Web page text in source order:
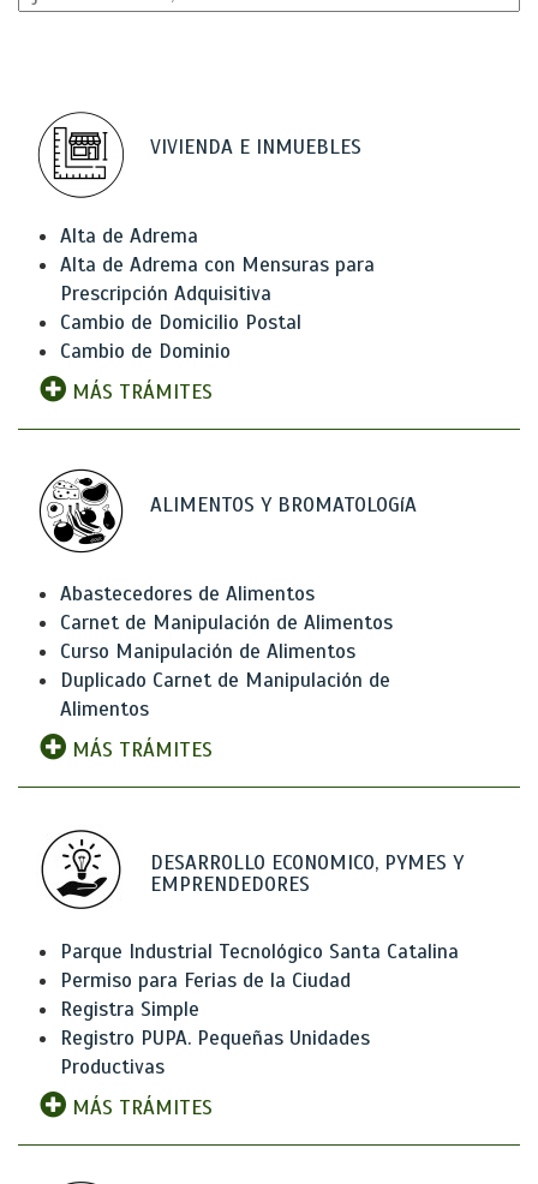
VIVIENDA E INMUEBLES
Alta de Adrema
Alta de Adrema con Mensuras para
Prescripción Adquisitiva
Cambio de Domicilio Postal
Cambio de Dominio
MÁS TRÁMITES
ALIMENTOS Y BROMATOLOGíA
Abastecedores de Alimentos
Carnet de Manipulación de Alimentos
Curso Manipulación de Alimentos
Duplicado Carnet de Manipulación de
Alimentos
MÁS TRÁMITES
DESARROLLO ECONOMICO, PYMES Y
EMPRENDEDORES
Parque Industrial Tecnológico Santa Catalina
Permiso para Ferias de la Ciudad
Registra Simple
Registro PUPA. Pequeñas Unidades
Productivas
MÁS TRÁMITES